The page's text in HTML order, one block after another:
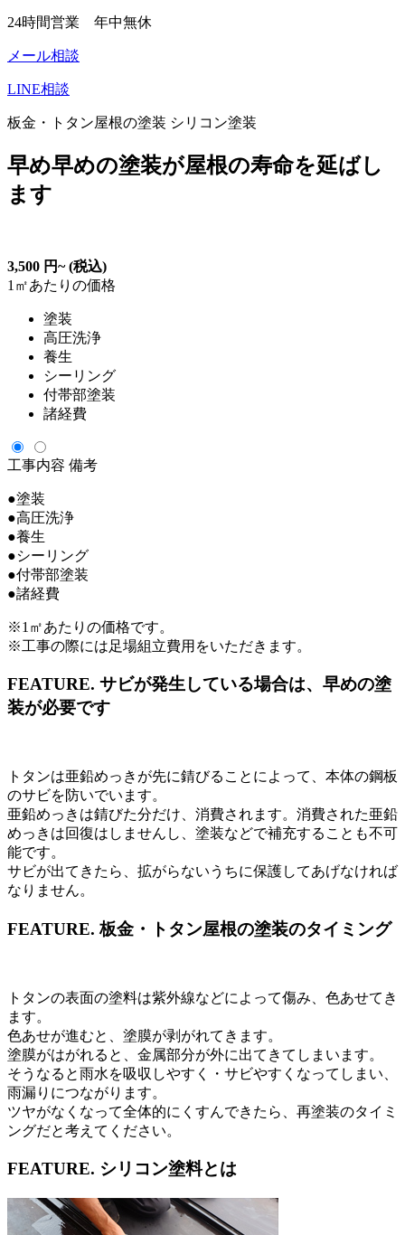
24時間営業 年中無休
メール相談
LINE相談
板金・トタン屋根の塗装 シリコン塗装
早め早めの塗装が屋根の寿命を延ばし
ます
3,500 円~(税込)
1㎡あたりの価格
塗装
高圧洗浄
養生
シーリング
付帯部塗装
諸経費
工事内容 備考
●塗装
●高圧洗浄
●養生
●シーリング
●付帯部塗装
●諸経費
※1㎡あたりの価格です。
※工事の際には足場組立費用をいただきます。
FEATURE. サビが発生している場合は、早めの塗
装が必要です
トタンは亜鉛めっきが先に錆びることによって、本体の鋼板
のサビを防いでいます。
亜鉛めっきは錆びた分だけ、消費されます。消費された亜鉛
めっきは回復はしませんし、塗装などで補充することも不可
能です。
サビが出てきたら、拡がらないうちに保護してあげなければ
なりません。
FEATURE. 板金・トタン屋根の塗装のタイミング
トタンの表面の塗料は紫外線などによって傷み、色あせてき
ます。
色あせが進むと、塗膜が剥がれてきます。
塗膜がはがれると、金属部分が外に出てきてしまいます。
そうなると雨水を吸収しやすく・サビやすくなってしまい、
雨漏りにつながります。
ツヤがなくなって全体的にくすんできたら、再塗装のタイミ
ングだと考えてください。
FEATURE. シリコン塗料とは